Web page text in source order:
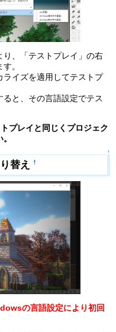
り、「テストプレイ」の右
。
イズを適用してテストプ
と、その言語設定でテス
プレイと同じくプロジェク
↑
替え †
の言語設定により初回